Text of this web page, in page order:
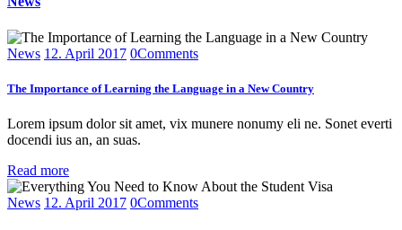
News 12. April 2017 0Comments
The Importance of Learning the Language in a New Country
Lorem ipsum dolor sit amet, vix munere nonumy eli ne. Sonet everti
docendi ius an, an suas.
Read more
News 12. April 2017 0Comments